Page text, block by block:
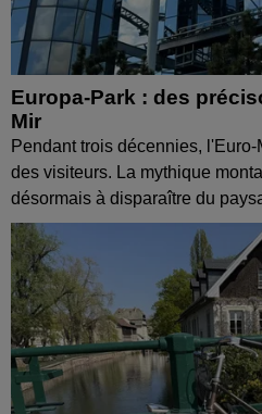
Europa-Park : des
Mir
Pendant trois décennies,
des visiteurs. La mythique
désormais à disparaître du